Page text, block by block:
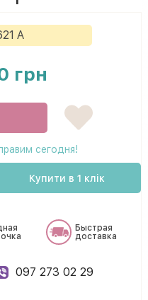
A
грн
сегодня!
Купити в 1 клік
Быстрая
доставка
097 273 02 29